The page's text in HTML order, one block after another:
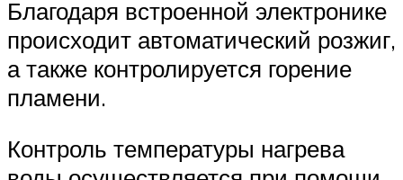
Благодаря встроенной электронике
происходит автоматический розжиг,
а также контролируется горение
пламени.
Контроль температуры нагрева